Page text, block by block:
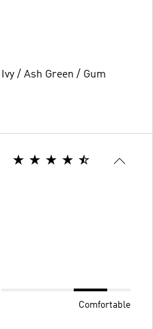
/ Ash Green / Gum
Comfortable